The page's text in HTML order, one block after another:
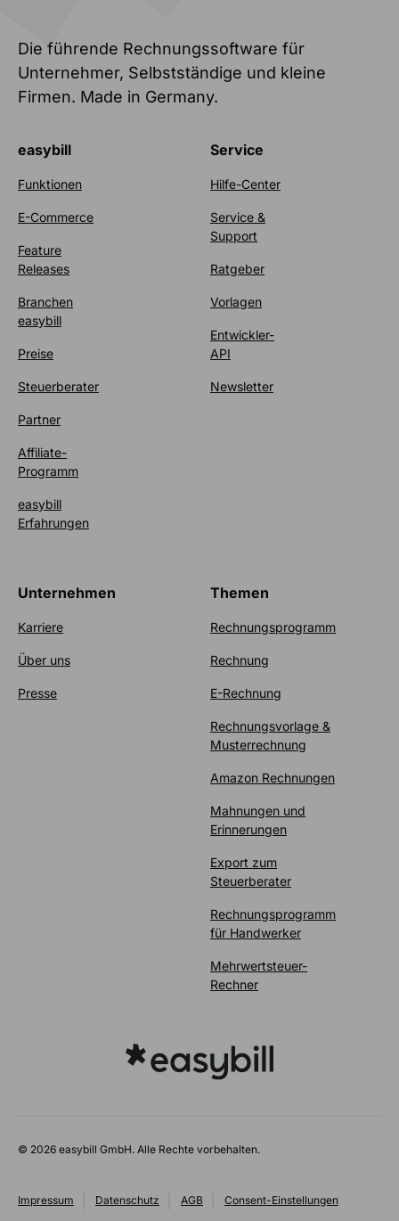
Die führende Rechnungssoftware für
Unternehmer, Selbstständige und kleine
Firmen. Made in Germany.
easybill
Funktionen
E-Commerce
Feature
Releases
Branchen
easybill
Preise
Steuerberater
Partner
Affiliate-
Programm
easybill
Erfahrungen
Service
Hilfe-Center
Service &
Support
Ratgeber
Vorlagen
Entwickler-
API
Newsletter
Unternehmen
Karriere
Über uns
Presse
Themen
Rechnungsprogramm
Rechnung
E-Rechnung
Rechnungsvorlage &
Musterrechnung
Amazon Rechnungen
Mahnungen und
Erinnerungen
Export zum
Steuerberater
Rechnungsprogramm
für Handwerker
Mehrwertsteuer-
Rechner
© 2026 easybill GmbH. Alle Rechte vorbehalten.
Impressum Datenschutz AGB Consent-Einstellungen